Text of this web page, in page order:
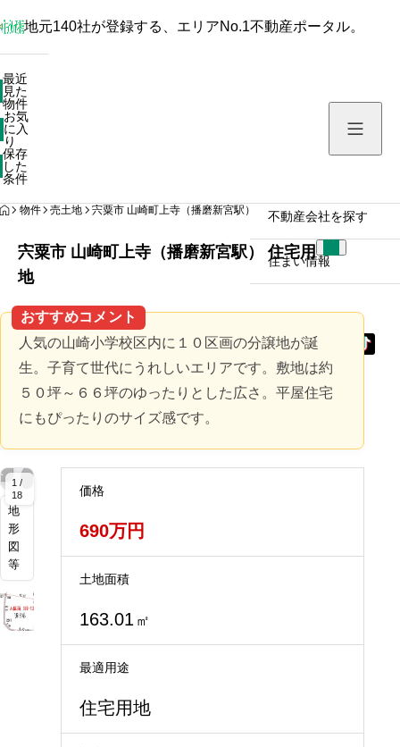
保存した条件
不動産会社を探す
住まい情報
地元140社が登録する、エリアNo.1不動産ポータル。
最近
見た
物件
お気
に入
り
保存
した
条件
HOME
物件 売土地 宍粟市 山崎町上寺（播磨新宮駅） 住宅用地
宍粟市 山崎町上寺（播磨新宮駅） 住宅用
地
おすすめコメント
人気の山崎小学校区内に１０区画の分譲地が誕
生。子育て世代にうれしいエリアです。敷地は約
５０坪～６６坪のゆったりとした広さ。平屋住宅
にもぴったりのサイズ感です。
1 /
18
大
大
大
大
大
大
大
大
大
大
地
形
図
等
価格
690万円
土地面積
163.01 ㎡
最適用途
住宅用地